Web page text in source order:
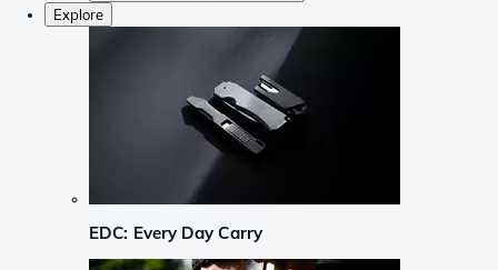
Explore
EDC: Every Day Carry